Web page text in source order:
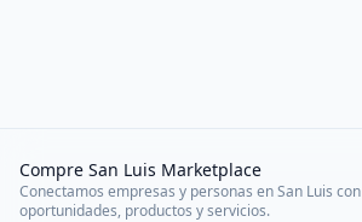
Compre San Luis Marketplace
Conectamos empresas y personas en San Luis con
oportunidades, productos y servicios.